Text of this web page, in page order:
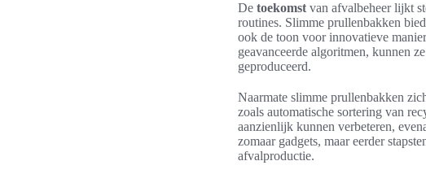
De toekomst van afvalbeheer lijkt
routines. Slimme prullenbakken
ook de toon voor innovatieve
geavanceerde algoritmen, kunnen
geproduceerd.
Naarmate slimme prullenbakken
zoals automatische sortering van
aanzienlijk kunnen verbeteren,
zomaar gadgets, maar eerder
afvalproductie.